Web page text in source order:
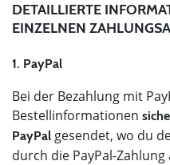
DETAILLIERTE
EINZELNEN
1. PayPal
Bei der Bezahlung mit
Bestellinformationen
PayPal gesendet, wo du
durch die PayPal-